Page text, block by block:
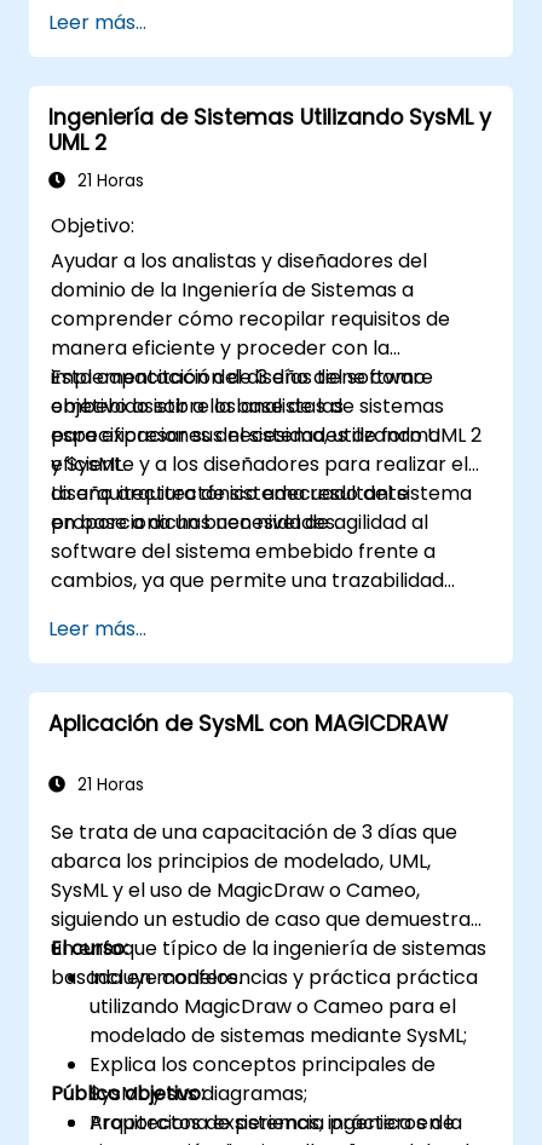
análisis de requisitos.
Utilizar diversas técnicas de análisis de
requisitos a su favor.
Estructurar los requisitos para
comunicarse de manera eficiente con
arquitectos y desarrolladores mediante
requisitos.
Leer más...
Ingeniería de Sistemas Utilizando SysML y
UML 2
21 Horas
Objetivo:
Ayudar a los analistas y diseñadores del
dominio de la Ingeniería de Sistemas a
comprender cómo recopilar requisitos de
manera eficiente y proceder con la
implementación del diseño del software
embebido sobre la base de las
especificaciones del sistema, utilizando UML 2
y SysML.
Esta capacitación de 3 días tiene como
objetivo asistir a los analistas de sistemas
para expresar sus necesidades de forma
eficiente y a los diseñadores para realizar el
diseño arquitectónico adecuado del sistema
en base a dichas necesidades.
La arquitectura de sistema resultante
proporciona un buen nivel de agilidad al
software del sistema embebido frente a
cambios, ya que permite una trazabilidad
encapsuladas en las funciones del sistema y
aquellas relacionadas con las opciones de uso
(casos de uso) de los usuarios finales hacia el
nivel de implementación del software.
Leer más...
Aplicación de SysML con MAGICDRAW
21 Horas
Se trata de una capacitación de 3 días que
abarca los principios de modelado, UML,
SysML y el uso de MagicDraw o Cameo,
siguiendo un estudio de caso que demuestra
un enfoque típico de la ingeniería de sistemas
basada en modelos.
El curso:
Incluye conferencias y práctica práctica
utilizando MagicDraw o Cameo para el
modelado de sistemas mediante SysML;
Explica los conceptos principales de
SysML y sus diagramas;
Proporciona experiencia práctica en la
Público objetivo:
Arquitectos de sistemas, ingenieros de